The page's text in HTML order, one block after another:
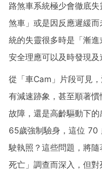
路煞車系統極少會徹底
煞車」或是因反應遲緩
統的失靈很多時是「漸
安全理應可以及時發現及
從「車Cam」片段可見
有減速跡象，甚至順著
故障，還是高齡驅動下
65歲強制驗身，這位 70
駛執照？這些問題，將
死亡」調查而深入，但